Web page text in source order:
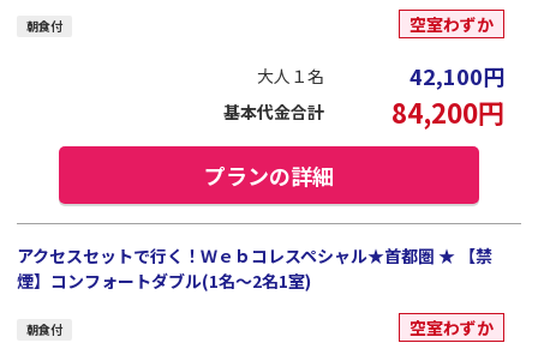
朝食付 空室わずか
大人１名 42,100円
基本代金合計 84,200円
プランの詳細
アクセスセットで行く！Ｗｅｂコレスペシャル★首都圏 ★ 【禁
煙】コンフォートダブル(1名～2名1室)
朝食付 空室わずか